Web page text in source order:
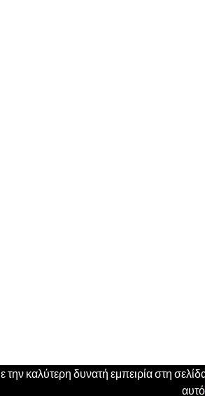
καλύτερη δυνατή εμπειρία στη